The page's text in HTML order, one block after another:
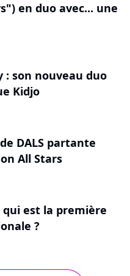
en duo avec... une
: son nouveau duo
Kidjo
DALS partante
All Stars
qui est la première
?